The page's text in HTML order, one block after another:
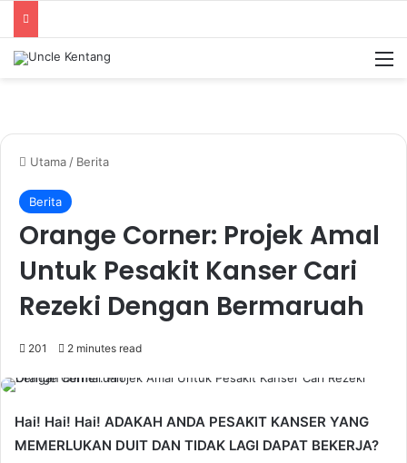
Utama / Berita
Berita
Orange Corner: Projek Amal
Untuk Pesakit Kanser Cari
Rezeki Dengan Bermaruah
201 2 minutes read
Hai! Hai! Hai! ADAKAH ANDA PESAKIT KANSER YANG
MEMERLUKAN DUIT DAN TIDAK LAGI DAPAT BEKERJA?